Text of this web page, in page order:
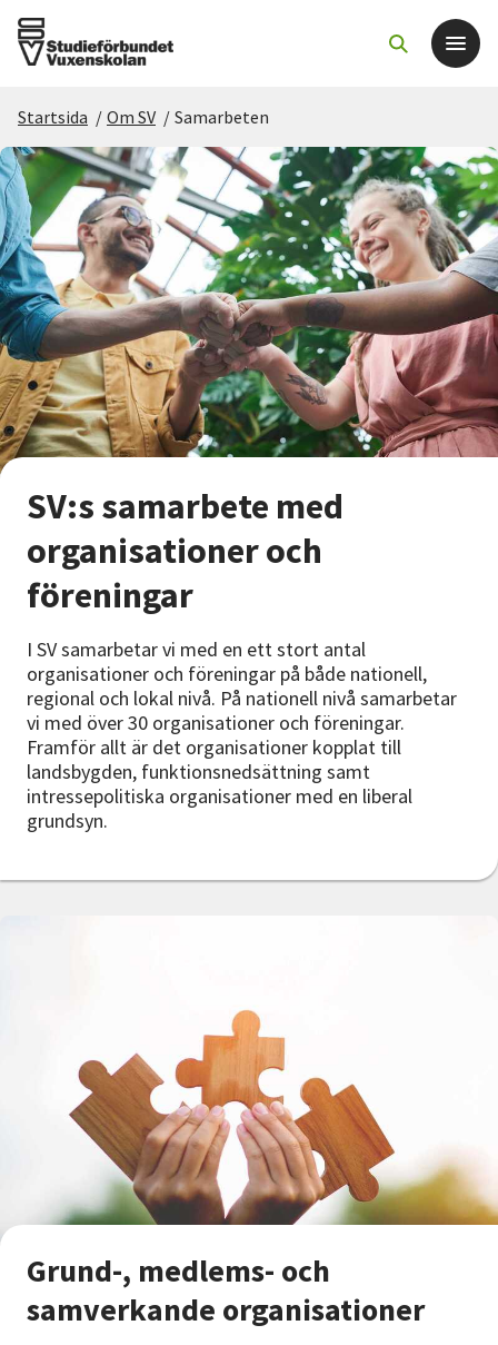
Det här gör vi
För dig som
Sök kurser och evenemang
Om SV
Starta studiecirkel
Cirkelledare
Nyheter
Avdelningar
Lyssna
Startsida / Om SV / Samarbeten
SV:s samarbete med
organisationer och
föreningar
I SV samarbetar vi med en ett stort antal
organisationer och föreningar på både nationell,
regional och lokal nivå. På nationell nivå samarbetar
vi med över 30 organisationer och föreningar.
Framför allt är det organisationer kopplat till
landsbygden, funktionsnedsättning samt
intressepolitiska organisationer med en liberal
grundsyn.
Grund-, medlems- och
samverkande organisationer